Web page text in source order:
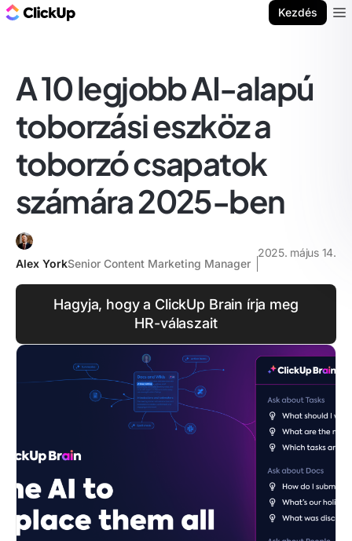
Kezdés
A 10 legjobb AI-alapú
toborzási eszköz a
toborzó csapatok
számára 2025-ben
Alex YorkSenior Content Marketing Manager
2025. május 14.
Hagyja, hogy a ClickUp Brain írja meg
HR-válaszait